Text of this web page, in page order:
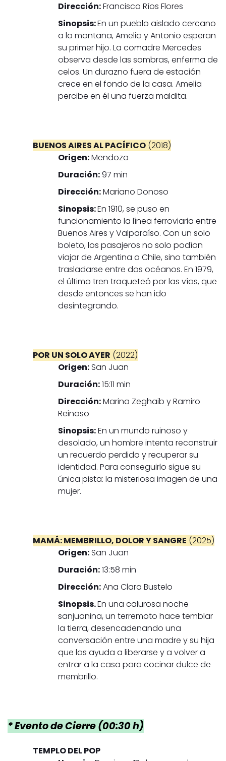
Dirección:Francisco Ríos Flores
Sinopsis:En un pueblo aislado cercano
a la montaña, Amelia y Antonio esperan
su primer hijo. La comadre Mercedes
observa desde las sombras, enferma de
celos. Un durazno fuera de estación
crece en el fondo de la casa. Amelia
percibe en él una fuerza maldita.
BUENOS AIRES AL PACÍFICO (2018)
Origen:Mendoza
Duración:97 min
Dirección:Mariano Donoso
Sinopsis:En 1910, se puso en
funcionamiento la línea ferroviaria entre
Buenos Aires y Valparaíso. Con un solo
boleto, los pasajeros no solo podían
viajar de Argentina a Chile, sino también
trasladarse entre dos océanos. En 1979,
el último tren traqueteó por las vías, que
desde entonces se han ido
desintegrando.
POR UN SOLO AYER (2022)
Origen:San Juan
Duración:15:11 min
Dirección:Marina Zeghaib y Ramiro
Reinoso
Sinopsis:En un mundo ruinoso y
desolado, un hombre intenta reconstruir
un recuerdo perdido y recuperar su
identidad. Para conseguirlo sigue su
única pista: la misteriosa imagen de una
mujer.
MAMÁ: MEMBRILLO, DOLOR Y SANGRE (2025)
Origen:San Juan
Duración:13:58 min
Dirección:Ana Clara Bustelo
Sinopsis.En una calurosa noche
sanjuanina, un terremoto hace temblar
la tierra, desencadenando una
conversación entre una madre y su hija
que las ayuda a liberarse y a volver a
entrar a la casa para cocinar dulce de
membrillo.
* Evento de Cierre (00:30 h)
TEMPLO DEL POP